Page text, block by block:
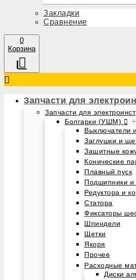
Закладки
Сравнение
0
Корзина
Запчасти для
Запчасти для
Болгарки (УШМ) +
Выключатели
Заглушки и
Защитные
Конические
Плавный пуск
Подшипники и
Редуктора и
Статора
Фиксаторы
Шпиндели
Щетки
Якоря
Прочее
Расходные
Диски